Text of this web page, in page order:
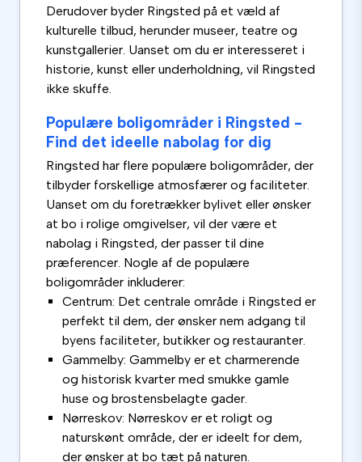
Derudover byder Ringsted på et væld af
kulturelle tilbud, herunder museer, teatre og
kunstgallerier. Uanset om du er interesseret i
historie, kunst eller underholdning, vil Ringsted
ikke skuffe.
Populære boligområder i Ringsted -
Find det ideelle nabolag for dig
Ringsted har flere populære boligområder, der
tilbyder forskellige atmosfærer og faciliteter.
Uanset om du foretrækker bylivet eller ønsker
at bo i rolige omgivelser, vil der være et
nabolag i Ringsted, der passer til dine
præferencer. Nogle af de populære
boligområder inkluderer:
Centrum: Det centrale område i Ringsted er
perfekt til dem, der ønsker nem adgang til
byens faciliteter, butikker og restauranter.
Gammelby: Gammelby er et charmerende
og historisk kvarter med smukke gamle
huse og brostensbelagte gader.
Nørreskov: Nørreskov er et roligt og
naturskønt område, der er ideelt for dem,
der ønsker at bo tæt på naturen.